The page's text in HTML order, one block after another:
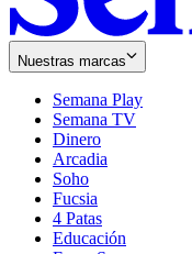
Nuestras marcas
Semana Play
Semana TV
Dinero
Arcadia
Soho
in
new
window
Fucsia
in
new
4 Patas
Educación